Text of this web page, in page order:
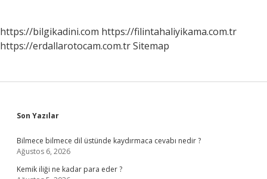
https://bilgikadini.com https://filintahaliyikama.com.tr
https://erdallarotocam.com.trSitemap
Sidebar
Son Yazılar
Bilmece bilmece dil üstünde kaydırmaca cevabı nedir ?
Ağustos 6, 2026
Kemik iliği ne kadar para eder ?